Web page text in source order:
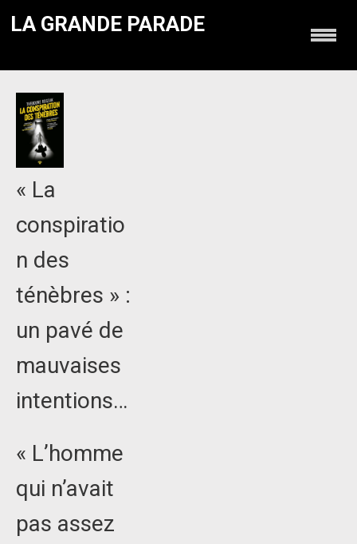
LA GRANDE PARADE
« La
conspiratio
n des
ténèbres » :
un pavé de
mauvaises
intentions…
« L’homme
qui n’avait
pas assez